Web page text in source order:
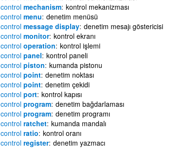
controlmechanism kontrol mekanizması
controlmenu denetim menüsü
controlmessage display denetim mesajı göstericisi
controlmonitor kontrol ekranı
controloperation kontrol işlemi
controlpanel kontrol paneli
controlpiston kumanda pistonu
controlpoint denetim noktası
controlpoint denetim çekidi
controlport kontrol kapısı
controlprogram denetim bağdarlaması
controlprogram denetim programı
controlratchet kumanda mandalı
controlratio kontrol oranı
controlregister denetim yazmacı